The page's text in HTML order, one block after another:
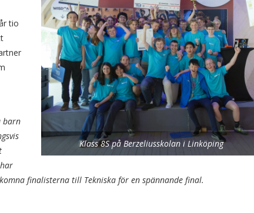
Klass 8S på Berzeliusskolan i Linköping
tio
barn
finalisterna till Tekniska för en spännande final.